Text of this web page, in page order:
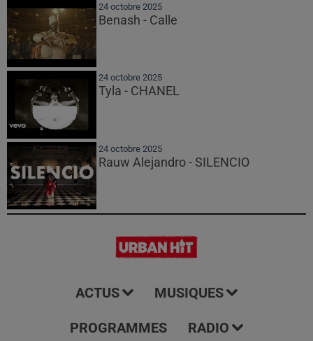
24 octobre 2025
Benash - Calle
24 octobre 2025
Tyla - CHANEL
24 octobre 2025
Rauw Alejandro - SILENCIO
ACTUS MUSIQUES
PROGRAMMES RADIO